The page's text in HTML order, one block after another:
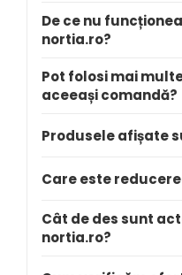
De ce nu
nortia.ro?
Pot folosi mai
aceeași comandă?
Produsele afișate
Care este
Cât de des sunt
nortia.ro?